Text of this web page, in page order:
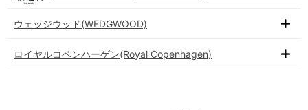
ウェッジウッド(WEDGWOOD)
ロイヤルコペンハーゲン(Royal Copenhagen)